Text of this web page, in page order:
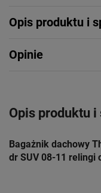
Opis produktu i
Opinie
Opis produktu
Bagażnik dachowy
dr SUV 08-11 relingi